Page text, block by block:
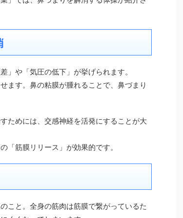
」や「気圧の低下」が挙げられます。
ます。鼻の粘膜が腫れることで、鼻づまり
ためには、交感神経を活発にすることが大
「筋膜リリース」が効果的です。
こと。全身の筋肉は筋膜で繋がっているた